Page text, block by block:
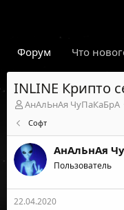
Форум Что
INLINE Крипто
А
о
р
т
е
м
ы
АнАлЬнАя ЧуПаКаБрА
Софт
АнАлЬнАя
Пользователь
22.04.2020